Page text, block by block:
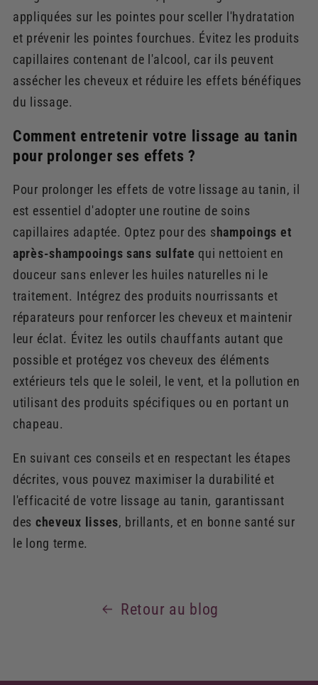
appliquées sur les pointes pour sceller l'hydratation
et prévenir les pointes fourchues. Évitez les produits
capillaires contenant de l'alcool, car ils peuvent
assécher les cheveux et réduire les effets bénéfiques
du lissage.
Comment entretenir votre lissage au tanin
pour prolonger ses effets ?
Pour prolonger les effets de votre lissage au tanin, il
est essentiel d'adopter une routine de soins
capillaires adaptée. Optez pour des shampoings et
après-shampooings sans sulfate qui nettoient en
douceur sans enlever les huiles naturelles ni le
traitement. Intégrez des produits nourrissants et
réparateurs pour renforcer les cheveux et maintenir
leur éclat. Évitez les outils chauffants autant que
possible et protégez vos cheveux des éléments
extérieurs tels que le soleil, le vent, et la pollution en
utilisant des produits spécifiques ou en portant un
chapeau.
En suivant ces conseils et en respectant les étapes
décrites, vous pouvez maximiser la durabilité et
l'efficacité de votre lissage au tanin, garantissant
des cheveux lisses, brillants, et en bonne santé sur
le long terme.
Retour au blog